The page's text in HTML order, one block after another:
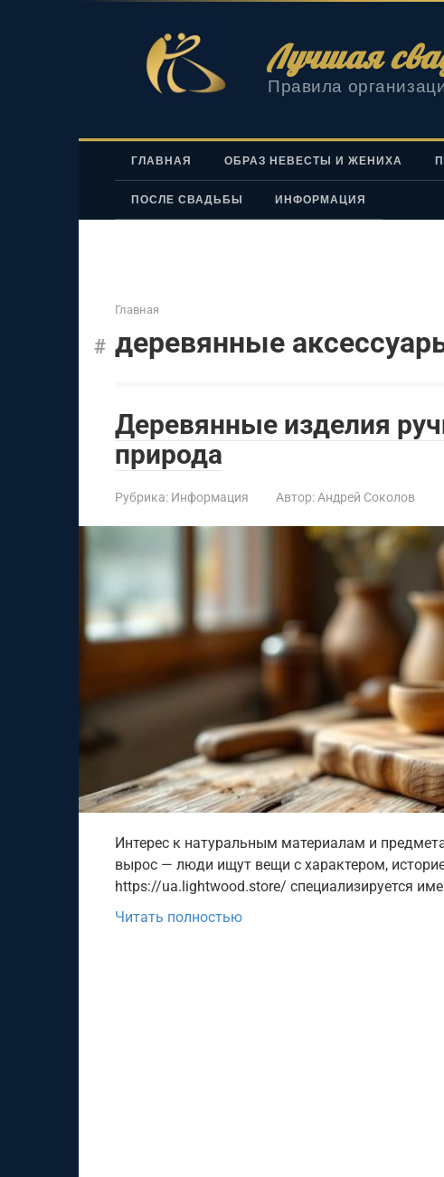
Лучшая
Правила
ГЛАВНАЯ ОБРАЗ НЕВЕСТЫ И ЖЕНИХА
ПОСЛЕ СВАДЬБЫ ИНФОРМАЦИЯ
Главная
деревянные
Деревянные изделия
природа
Рубрика: Информация Автор: Андрей Соколов
Интерес к натуральным материалам и
вырос — люди ищут вещи с характером,
https://ua.lightwood.store/ специализируется
Читать полностью